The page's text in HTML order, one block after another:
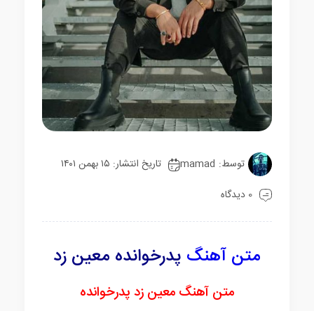
توسط: mamad
تاریخ انتشار: ۱۵ بهمن ۱۴۰۱
0 دیدگاه
متن آهنگ پدرخوانده معین زد
متن آهنگ معین زد پدرخوانده